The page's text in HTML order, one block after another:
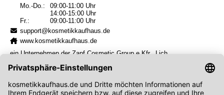
Mo.-Do.:
09:00-11:00 Uhr
14:00-15:00 Uhr
Fr.:
09:00-11:00 Uhr
support@kosmetikkaufhaus.de
www.kosmetikkaufhaus.de
ein Unternehmen der Zapf Cosmetic Group e.Kfr., Lich,
NEWSLETTER